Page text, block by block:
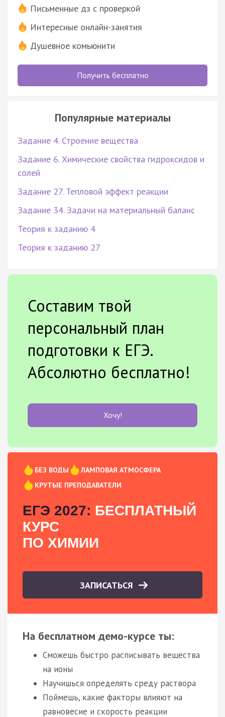
Письменные дз с проверкой
Интересные онлайн-занятия
Душевное комьюнити
Получить бесплатно
Популярные материалы
Задание 4. Строение вещества
Задание 6. Химические свойства гидроксидов и
солей
Задание 27. Тепловой эффект реакции
Задание 34. Задачи на материальный баланс
Теория к заданию 4
Теория к заданию 27
Составим твой
персональный план
подготовки к ЕГЭ.
Абсолютно бесплатно!
Хочу!
БЕЗ ВОДЫ
ЛАМПОВАЯ АТМОСФЕРА
КРУТЫЕ ПРЕПОДАВАТЕЛИ
ЕГЭ 2027: БЕСПЛАТНЫЙ
КУРС
ПО ХИМИИ
ЗАПИСАТЬСЯ
На бесплатном демо-курсе ты:
Сможешь быстро расписывать вещества
на ионы
Научишься определять среду раствора
Поймешь, какие факторы влияют на
равновесие и скорость реакции